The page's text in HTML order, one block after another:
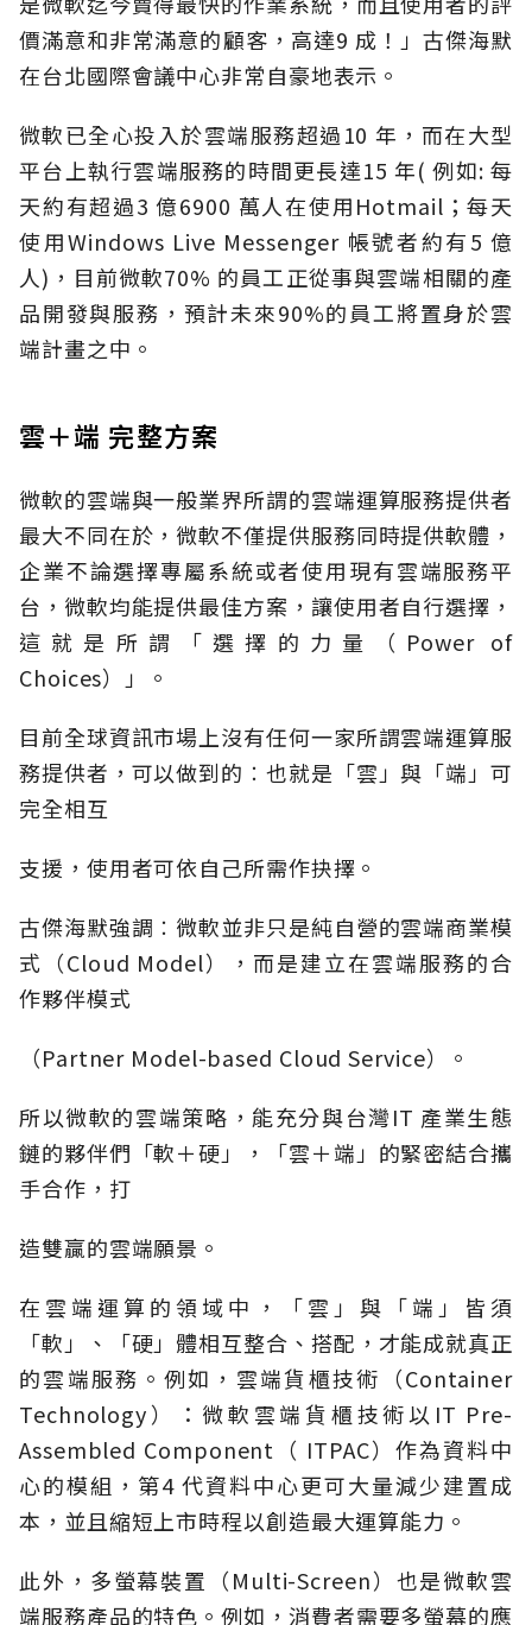
價滿意和非常滿意的顧客，高達9 成！」古傑海默
在台北國際會議中心非常自豪地表示。
微軟已全心投入於雲端服務超過10 年，而在大型
平台上執行雲端服務的時間更長達15 年( 例如: 每
天約有超過3 億6900 萬人在使用Hotmail；每天
使用Windows Live Messenger 帳號者約有5 億
人)，目前微軟70% 的員工正從事與雲端相關的產
品開發與服務，預計未來90%的員工將置身於雲
端計畫之中。
雲＋端 完整方案
微軟的雲端與一般業界所謂的雲端運算服務提供者
最大不同在於，微軟不僅提供服務同時提供軟體，
企業不論選擇專屬系統或者使用現有雲端服務平
台，微軟均能提供最佳方案，讓使用者自行選擇，
這就是所謂「選擇的力量（Power of
Choices）」。
目前全球資訊市場上沒有任何一家所謂雲端運算服
務提供者，可以做到的︰也就是「雲」與「端」可
完全相互
支援，使用者可依自己所需作抉擇。
古傑海默強調︰微軟並非只是純自營的雲端商業模
式（Cloud Model），而是建立在雲端服務的合
作夥伴模式
（Partner Model-based Cloud Service）。
所以微軟的雲端策略，能充分與台灣IT 產業生態
鏈的夥伴們「軟＋硬」，「雲＋端」的緊密結合攜
手合作，打
造雙贏的雲端願景。
在雲端運算的領域中，「雲」與「端」皆須
「軟」、「硬」體相互整合、搭配，才能成就真正
的雲端服務。例如，雲端貨櫃技術（Container
Technology）：微軟雲端貨櫃技術以IT Pre-
Assembled Component（ ITPAC）作為資料中
心的模組，第4 代資料中心更可大量減少建置成
本，並且縮短上市時程以創造最大運算能力。
此外，多螢幕裝置（Multi-Screen）也是微軟雲
端服務產品的特色。例如，消費者需要多螢幕的應